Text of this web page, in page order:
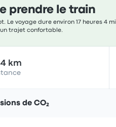
prendre le train
voyage dure environ 17 heures 4
trajet confortable.
km
de CO₂